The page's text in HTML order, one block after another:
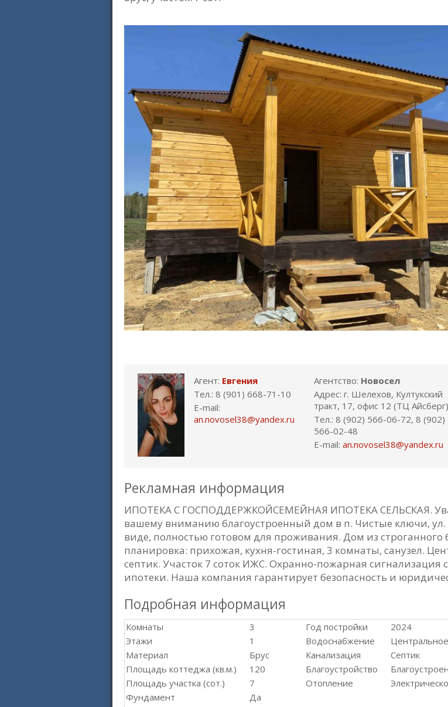
Агент: Евгения
Тел.: 8 (901) 668-71-10
E-mail:
an.novosel38@yandex.ru
Агентство: Новосел
Адрес: г. Шелехов, Култукский
тракт, 17, офис 12 (ТЦ Айсберг)
Тел.: 8 (902) 566-06-72, 8 (902)
566-02-48
E-mail: an.novosel38@yandex.ru
Рекламная информация
ИПОТЕКА С ГОСПОДДЕРЖКОЙСЕМЕЙНАЯ ИПОТЕКА СЕЛЬСКАЯ.
вашему вниманию благоустроенный дом в п. Чистые ключи,
виде, полностью готовом для проживания. Дом из строганного
планировка: прихожая, кухня-гостиная, 3 комнаты, санузел.
септик. Участок 7 соток ИЖС. Охранно-пожарная
ипотеки. Наша компания гарантирует безопасность и
Подробная информация
Комнаты
3
Этажи
1
Материал
Брус
Площадь коттеджа (кв.м.)
120
Площадь участка (сот.)
7
Фундамент
Да
Год постройки
2024
Водоснабжение
Центральное
Канализация
Септик
Благоустройство
Отопление